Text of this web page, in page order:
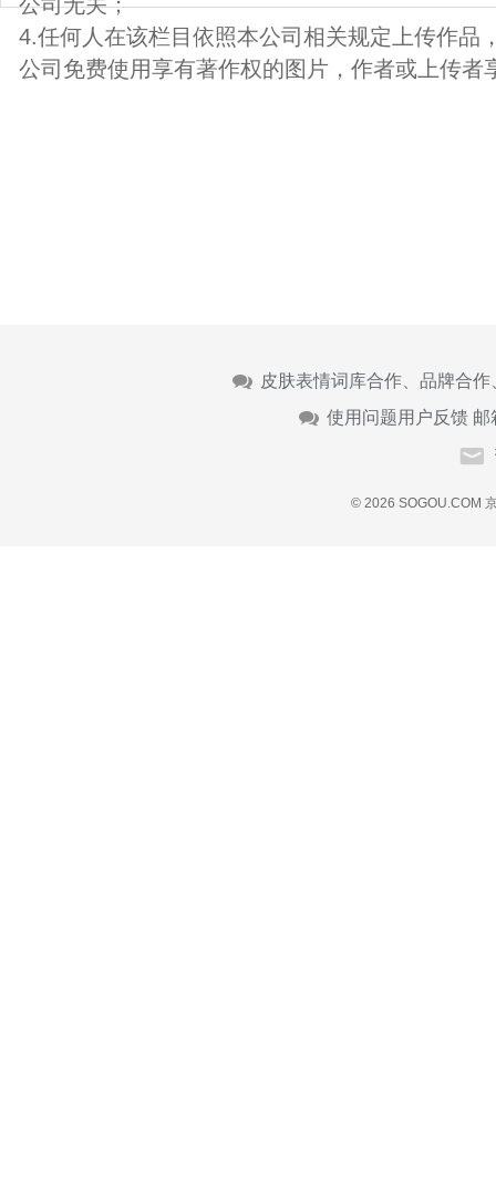
4.任何人在该栏目依照本公司相关规定上传作品
公司免费使用享有著作权的图片，作者或上传者
皮肤表情词库合作、品牌合
使用问题用户反馈 邮
© 2026 SOGOU.COM